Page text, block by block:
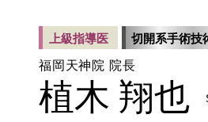
上級指導医
切開系手術技
福岡天神院 院長
植木 翔也